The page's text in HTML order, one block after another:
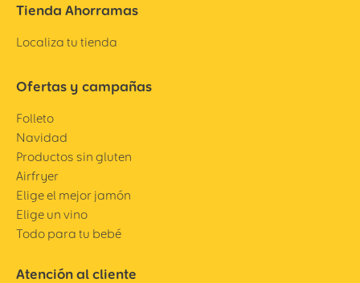
Tienda Ahorramas
Localiza tu tienda
Ofertas y campañas
Folleto
Navidad
Productos sin gluten
Airfryer
Elige el mejor jamón
Elige un vino
Todo para tu bebé
Atención al cliente